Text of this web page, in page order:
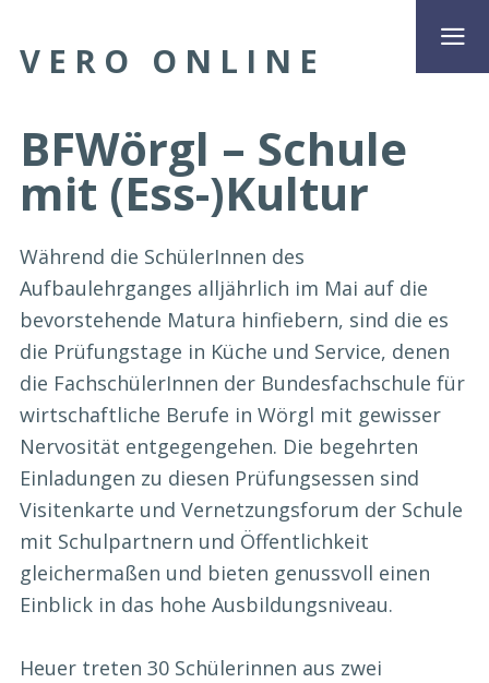
VERO ONLINE
BFWörgl – Schule
mit (Ess-)Kultur
Während die SchülerInnen des
Aufbaulehrganges alljährlich im Mai auf die
bevorstehende Matura hinfiebern, sind die es
die Prüfungstage in Küche und Service, denen
die FachschülerInnen der Bundesfachschule für
wirtschaftliche Berufe in Wörgl mit gewisser
Nervosität entgegengehen. Die begehrten
Einladungen zu diesen Prüfungsessen sind
Visitenkarte und Vernetzungsforum der Schule
mit Schulpartnern und Öffentlichkeit
gleichermaßen und bieten genussvoll einen
Einblick in das hohe Ausbildungsniveau.
Heuer treten 30 Schülerinnen aus zwei